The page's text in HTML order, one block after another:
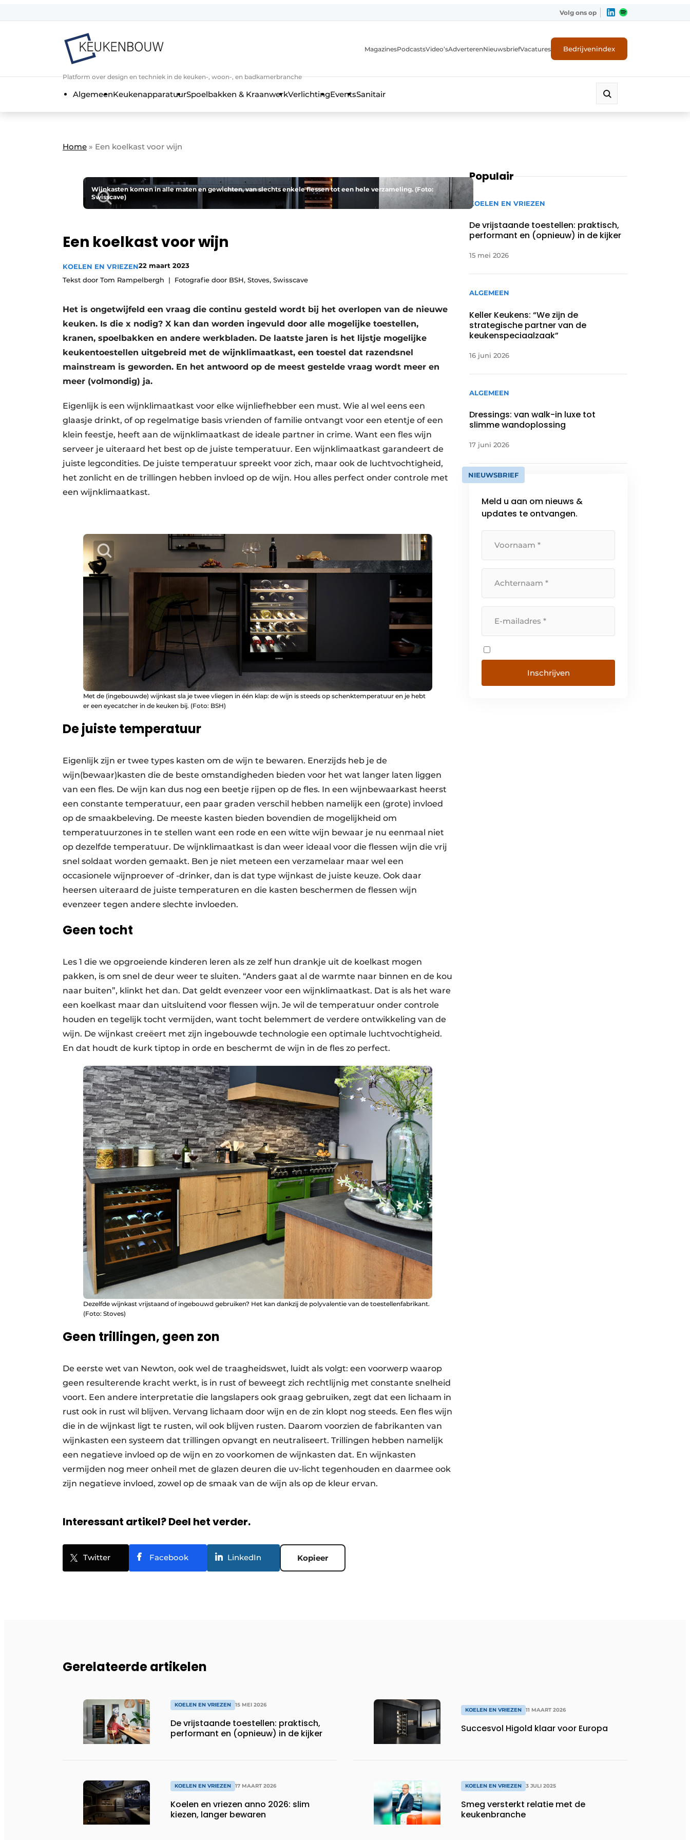
Algemene voorwaarden
Keukenbouw | Platform over design en techniek in de keuken-, woon-, en badkamerbranche
Nieuwsbrief
Podcasts
Vacature aanmelden
Volg ons op
Platform over design en techniek in de keuken-, woon-, en badkamerbranche
MagazinesPodcastsVideo’sAdverterenNieuwsbriefVacatures Bedrijvenindex
AlgemeenKeukenapparatuurSpoelbakken & KraanwerkVerlichtingEventsSanitair
Home » Een koelkast voor wijn
Wijnkasten komen in alle maten en gewichten, van slechts enkele flessen tot een hele verzameling. (Foto:
Swisscave)
Een koelkast voor wijn
KOELEN EN VRIEZEN22 maart 2023
Tekst door Tom Rampelbergh
Fotografie door BSH, Stoves, Swisscave
Het is ongetwijfeld een vraag die continu gesteld wordt bij het overlopen van de nieuwe
keuken. Is die x nodig? X kan dan worden ingevuld door alle mogelijke toestellen,
kranen, spoelbakken en andere werkbladen. De laatste jaren is het lijstje mogelijke
keukentoestellen uitgebreid met de wijnklimaatkast, een toestel dat razendsnel
mainstream is geworden. En het antwoord op de meest gestelde vraag wordt meer en
meer (volmondig) ja.
Eigenlijk is een wijnklimaatkast voor elke wijnliefhebber een must. Wie al wel eens een
glaasje drinkt, of op regelmatige basis vrienden of familie ontvangt voor een etentje of een
klein feestje, heeft aan de wijnklimaatkast de ideale partner in crime. Want een fles wijn
serveer je uiteraard het best op de juiste temperatuur. Een wijnklimaatkast garandeert de
juiste legcondities. De juiste temperatuur spreekt voor zich, maar ook de luchtvochtigheid,
het zonlicht en de trillingen hebben invloed op de wijn. Hou alles perfect onder controle met
een wijnklimaatkast.
Met de (ingebouwde) wijnkast sla je twee vliegen in één klap: de wijn is steeds op schenktemperatuur en je hebt
er een eyecatcher in de keuken bij. (Foto: BSH)
De juiste temperatuur
Eigenlijk zijn er twee types kasten om de wijn te bewaren. Enerzijds heb je de
wijn(bewaar)kasten die de beste omstandigheden bieden voor het wat langer laten liggen
van een fles. De wijn kan dus nog een beetje rijpen op de fles. In een wijnbewaarkast heerst
een constante temperatuur, een paar graden verschil hebben namelijk een (grote) invloed
op de smaakbeleving. De meeste kasten bieden bovendien de mogelijkheid om
temperatuurzones in te stellen want een rode en een witte wijn bewaar je nu eenmaal niet
op dezelfde temperatuur. De wijnklimaatkast is dan weer ideaal voor die flessen wijn die vrij
snel soldaat worden gemaakt. Ben je niet meteen een verzamelaar maar wel een
occasionele wijnproever of -drinker, dan is dat type wijnkast de juiste keuze. Ook daar
heersen uiteraard de juiste temperaturen en die kasten beschermen de flessen wijn
evenzeer tegen andere slechte invloeden.
Geen tocht
Les 1 die we opgroeiende kinderen leren als ze zelf hun drankje uit de koelkast mogen
pakken, is om snel de deur weer te sluiten. “Anders gaat al de warmte naar binnen en de kou
naar buiten”, klinkt het dan. Dat geldt evenzeer voor een wijnklimaatkast. Dat is als het ware
een koelkast maar dan uitsluitend voor flessen wijn. Je wil de temperatuur onder controle
houden en tegelijk tocht vermijden, want tocht belemmert de verdere ontwikkeling van de
wijn. De wijnkast creëert met zijn ingebouwde technologie een optimale luchtvochtigheid.
En dat houdt de kurk tiptop in orde en beschermt de wijn in de fles zo perfect.
Dezelfde wijnkast vrijstaand of ingebouwd gebruiken? Het kan dankzij de polyvalentie van de toestellenfabrikant.
(Foto: Stoves)
Geen trillingen, geen zon
De eerste wet van Newton, ook wel de traagheidswet, luidt als volgt: een voorwerp waarop
geen resulterende kracht werkt, is in rust of beweegt zich rechtlijnig met constante snelheid
voort. Een andere interpretatie die langslapers ook graag gebruiken, zegt dat een lichaam in
rust ook in rust wil blijven. Vervang lichaam door wijn en de zin klopt nog steeds. Een fles wijn
die in de wijnkast ligt te rusten, wil ook blijven rusten. Daarom voorzien de fabrikanten van
wijnkasten een systeem dat trillingen opvangt en neutraliseert. Trillingen hebben namelijk
een negatieve invloed op de wijn en zo voorkomen de wijnkasten dat. En wijnkasten
vermijden nog meer onheil met de glazen deuren die uv-licht tegenhouden en daarmee ook
zijn negatieve invloed, zowel op de smaak van de wijn als op de kleur ervan.
Interessant artikel? Deel het verder.
Twitter Facebook LinkedIn Kopieer
Populair
KOELEN EN VRIEZEN
De vrijstaande toestellen: praktisch,
performant en (opnieuw) in de kijker
15 mei 2026
ALGEMEEN
Keller Keukens: “We zijn de
strategische partner van de
keukenspeciaalzaak”
16 juni 2026
ALGEMEEN
Dressings: van walk-in luxe tot
slimme wandoplossing
17 juni 2026
NIEUWSBRIEF
Meld u aan om nieuws &
updates te ontvangen.
Gerelateerde artikelen
KOELEN EN VRIEZEN 15 MEI 2026
De vrijstaande toestellen: praktisch,
performant en (opnieuw) in de kijker
KOELEN EN VRIEZEN 17 MAART 2026
Koelen en vriezen anno 2026: slim
kiezen, langer bewaren
KOELEN EN VRIEZEN 11 MAART 2026
Succesvol Higold klaar voor Europa
KOELEN EN VRIEZEN 3 JULI 2025
Smeg versterkt relatie met de
keukenbranche